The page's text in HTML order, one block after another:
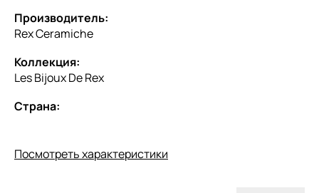
Производитель:
Rex Ceramiche
Коллекция:
Les Bijoux De Rex
Страна:
Посмотреть характеристики